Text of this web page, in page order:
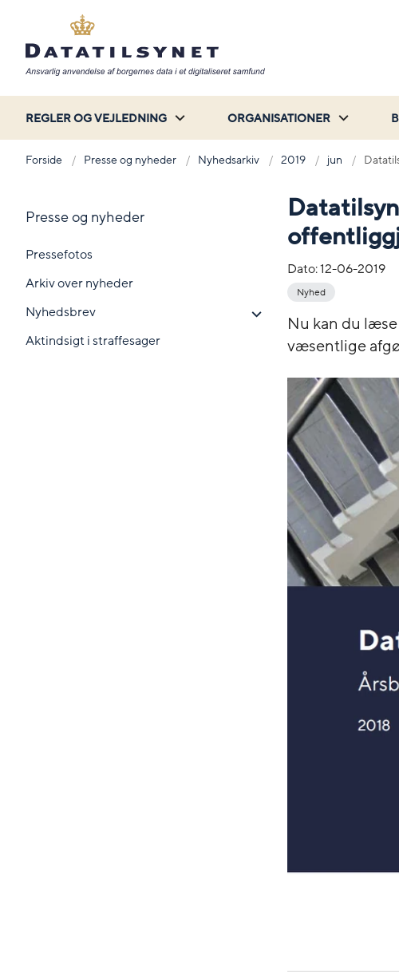
REGLER OG VEJLEDNING ORGANISATIONER
Forside Presse og nyheder Nyhedsarkiv 2019 jun
Presse og nyheder
Pressefotos
Arkiv over nyheder
Nyhedsbrev
Aktindsigt i straffesager
Dato:12-06-2019
Nyhed
Nu kan du
væsentlige